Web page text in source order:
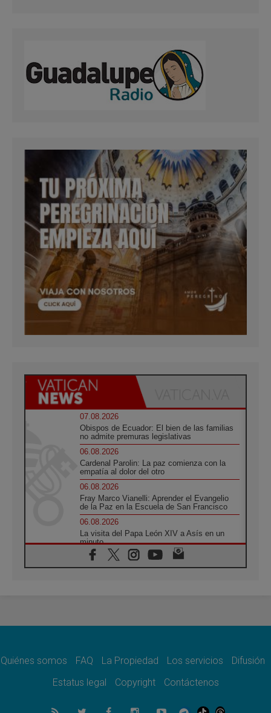
07.08.2026
Obispos de Ecuador: El bien de las familias
no admite premuras legislativas
06.08.2026
Cardenal Parolin: La paz comienza con la
empatía al dolor del otro
06.08.2026
Fray Marco Vianelli: Aprender el Evangelio
de la Paz en la Escuela de San Francisco
06.08.2026
La visita del Papa León XIV a Asís en un
minuto
06.08.2026
El agradecimiento de los jóvenes al Papa:
Comienzan "Diez Días Oración por la Paz"
Pizzaballa en Asís: los cristianos quieren
06.08.2026
Quiénes somos FAQ La Propiedad Los servicios
Difusión
Estatus legal
Copyright Contáctenos